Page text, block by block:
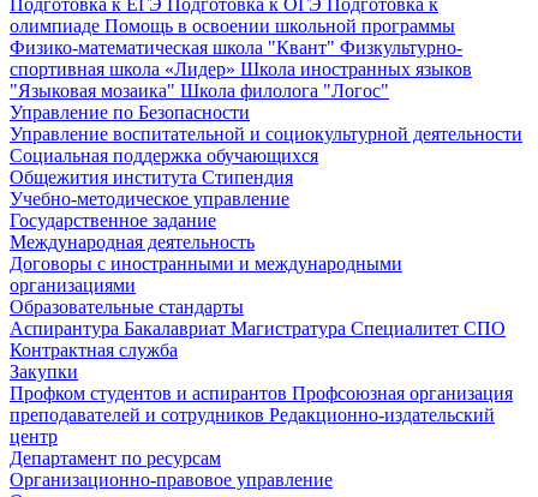
олимпиаде Помощь в освоении школьной программы
Физико-математическая школа "Квант" Физкультурно-
спортивная школа «Лидер» Школа иностранных языков
"Языковая мозаика" Школа филолога "Логос"
Управление по Безопасности
Управление воспитательной и социокультурной деятельности
Социальная поддержка обучающихся
Общежития института Стипендия
Учебно-методическое управление
Государственное задание
Международная деятельность
Договоры с иностранными и международными
организациями
Образовательные стандарты
Аспирантура Бакалавриат Магистратура Специалитет СПО
Контрактная служба
Закупки
Профком студентов и аспирантов Профсоюзная организация
преподавателей и сотрудников Редакционно-издательский
центр
Департамент по ресурсам
Организационно-правовое управление